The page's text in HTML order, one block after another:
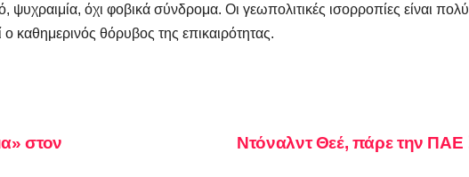
ψυχραιμία, όχι φοβικά σύνδρομα. Οι γεωπολιτικές ισορροπίες είναι πολύ
καθημερινός θόρυβος της επικαιρότητας.
Ντόναλντ Θεέ, πάρε την ΠΑΕ
στον